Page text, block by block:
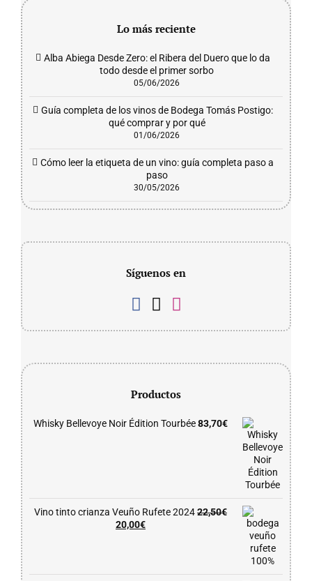
Lo más reciente
Alba Abiega Desde Zero: el Ribera del Duero que lo da
todo desde el primer sorbo
05/06/2026
Guía completa de los vinos de Bodega Tomás Postigo:
qué comprar y por qué
01/06/2026
Cómo leer la etiqueta de un vino: guía completa paso a
paso
30/05/2026
Síguenos en
Productos
Whisky Bellevoye Noir Édition Tourbée83,70€
Vino tinto crianza Veuño Rufete 202422,50€
El
22,50€.
20,00€El
20,00€.